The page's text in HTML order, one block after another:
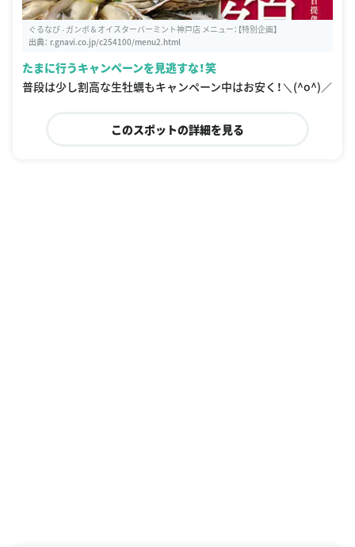
ぐるなび - ガンボ＆オイスターバーミント神戸店 メニュー：【特別企画】
出典： r.gnavi.co.jp/c254100/menu2.html
たまに行うキャンペーンを見逃すな！笑
普段は少し割高な生牡蠣もキャンペーン中はお安く！＼(^o^)／
このスポットの詳細を見る